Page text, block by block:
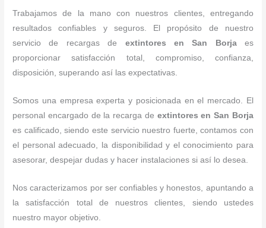
Trabajamos de la mano con nuestros clientes, entregando
resultados confiables y seguros. El propósito de nuestro
servicio de recargas de extintores en San Borjaes
proporcionar satisfacción total, compromiso, confianza,
disposición, superando así las expectativas.
Somos una empresa experta y posicionada en el mercado. El
personal encargado de la recarga de extintores en San Borja
es calificado, siendo este servicio nuestro fuerte, contamos con
el personal adecuado, la disponibilidad y el conocimiento para
asesorar, despejar dudas y hacer instalaciones si así lo desea.
Nos caracterizamos por ser confiables y honestos, apuntando a
la satisfacción total de nuestros clientes, siendo ustedes
nuestro mayor objetivo.